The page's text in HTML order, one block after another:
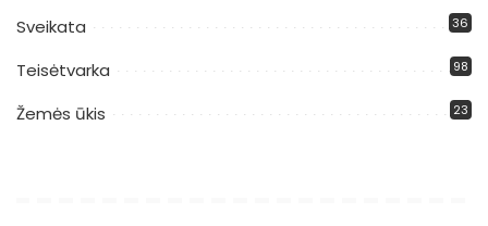
Sveikata 36
Teisėtvarka 98
Žemės ūkis 23